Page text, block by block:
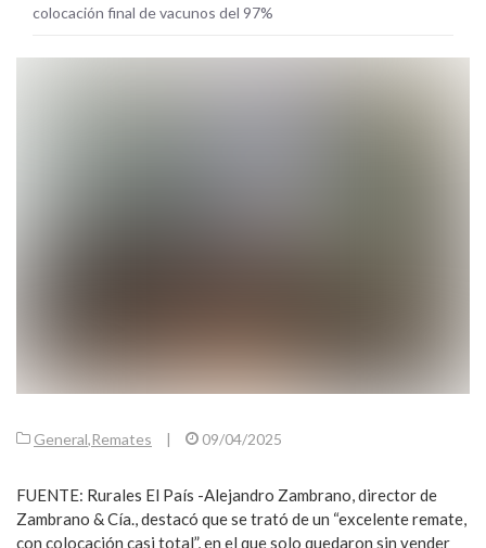
colocación final de vacunos del 97%
General,Remates | 09/04/2025
FUENTE: Rurales El País -Alejandro Zambrano, director de
Zambrano & Cía., destacó que se trató de un “excelente remate,
con colocación casi total”, en el que solo quedaron sin vender